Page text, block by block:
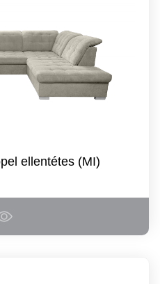
ellentétes (MI)